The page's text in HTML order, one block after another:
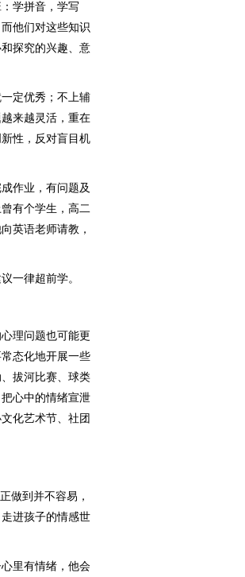
学拼音，学写
他们对这些知识
探究的兴趣、意
定优秀；不上辅
来越灵活，重在
性，反对盲目机
作业，有问题及
有个学生，高二
英语老师请教，
一律超前学。
理问题也可能更
态化地开展一些
拔河比赛、球类
心中的情绪宣泄
化艺术节、社团
做到并不容易，
进孩子的情感世
里有情绪，他会